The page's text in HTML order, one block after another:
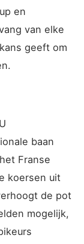
en
van elke
geeft om
baan
Franse
koersen uit
de pot
mogelijk,